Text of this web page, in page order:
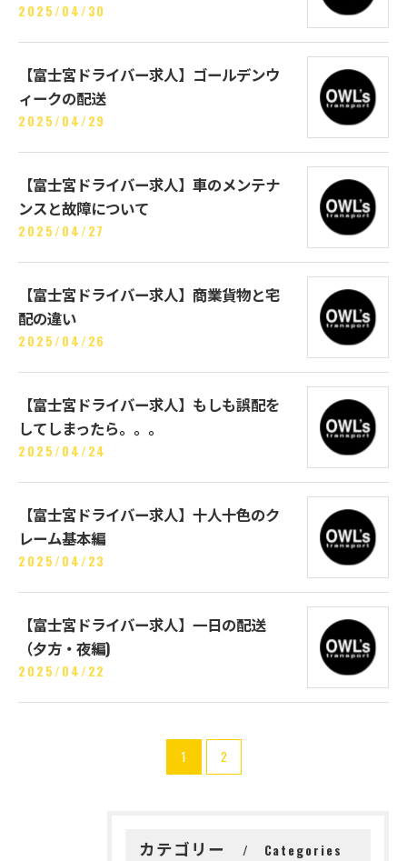
2025/04/30
【富士宮ドライバー求人】ゴールデンウ
ィークの配送
2025/04/29
【富士宮ドライバー求人】車のメンテナ
ンスと故障について
2025/04/27
【富士宮ドライバー求人】商業貨物と宅
配の違い
2025/04/26
【富士宮ドライバー求人】もしも誤配を
してしまったら。。。
2025/04/24
【富士宮ドライバー求人】十人十色のク
レーム基本編
2025/04/23
【富士宮ドライバー求人】一日の配送
（夕方・夜編)
2025/04/22
1 2
カテゴリー Categories